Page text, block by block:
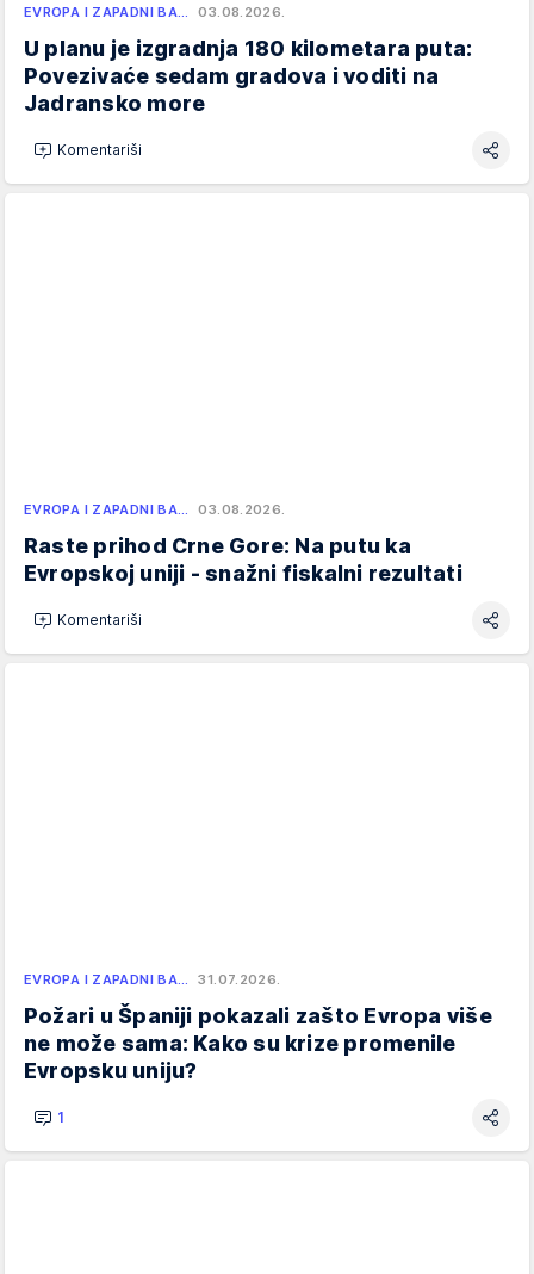
EVROPA I ZAPADNI BA… 03.08.2026.
U planu je izgradnja 180 kilometara puta:
Povezivaće sedam gradova i voditi na
Jadransko more
Komentariši
EVROPA I ZAPADNI BA… 03.08.2026.
Raste prihod Crne Gore: Na putu ka
Evropskoj uniji - snažni fiskalni rezultati
Komentariši
EVROPA I ZAPADNI BA… 31.07.2026.
Požari u Španiji pokazali zašto Evropa više
ne može sama: Kako su krize promenile
Evropsku uniju?
1